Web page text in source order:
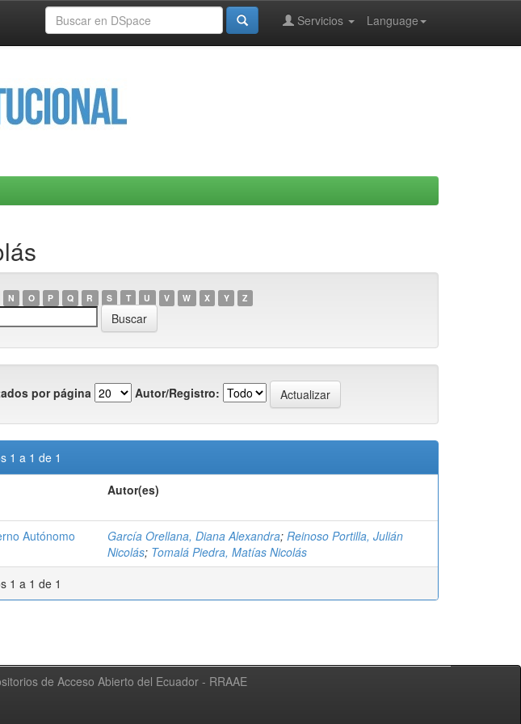
Language
Servicios
N O P Q R S T U V W X Y Z
por página Autor/Registro:
1 a 1 de 1
Autor(es)
Autónomo
García Orellana, Diana Alexandra; Reinoso Portilla, Julián
Nicolás; Tomalá Piedra, Matías Nicolás
1 a 1 de 1
de Acceso Abierto del Ecuador - RRAAE